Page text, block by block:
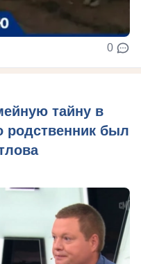
0
тайну в
родственник был